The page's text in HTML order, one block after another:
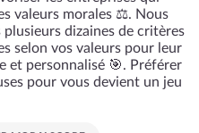
valeurs morales ⚖️. Nous
plusieurs dizaines de critères
selon vos valeurs pour leur
et personnalisé 🎯. Préférer
pour vous devient un jeu